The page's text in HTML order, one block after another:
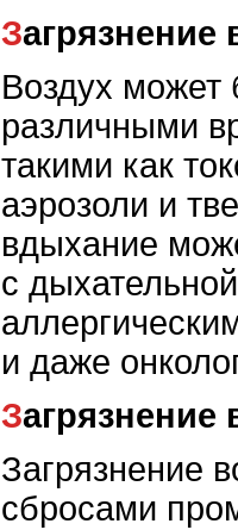
Загрязнение
Воздух может
различными
такими как
аэрозоли и
вдыхание
с
и даже
Загрязнение
сбросами